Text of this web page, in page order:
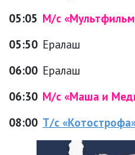
05:05 М/с
05:50 Ералаш
06:00 Ералаш
06:30 М/с «Маша и
08:00 Т/с